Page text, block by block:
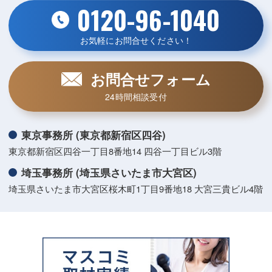
0120-96-1040
お気軽にお問合せください！
お問合せフォーム
24時間相談受付
東京事務所 (東京都新宿区四谷)
東京都新宿区四谷一丁目8番地14 四谷一丁目ビル3階
埼玉事務所 (埼玉県さいたま市大宮区)
埼玉県さいたま市大宮区桜木町1丁目9番地18 大宮三貴ビル4階